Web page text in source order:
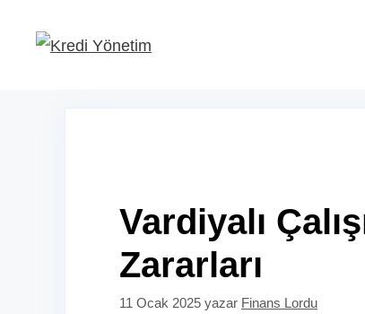
Vardiyalı
Zararları
11 Ocak 2025 yazar Finans Lordu